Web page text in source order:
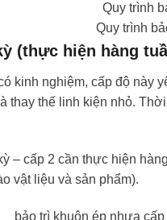
Quy trình
(thực hiện hàng
kinh nghiệm, cấp độ này
thay thế linh kiện nhỏ.
– cấp 2 cần thực hiện
vật liệu và sản phẩm).